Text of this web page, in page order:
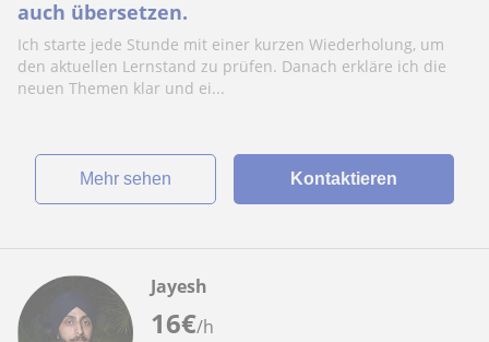
auch übersetzen.
Ich starte jede Stunde mit einer kurzen Wiederholung, um
den aktuellen Lernstand zu prüfen. Danach erkläre ich die
neuen Themen klar und ei...
Mehr sehen Kontaktieren
16€/h
Jayesh